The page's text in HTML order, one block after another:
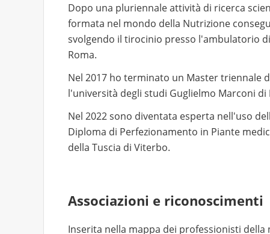
Dopo una pluriennale attività di ricerca
formata nel mondo della Nutrizione
svolgendo il tirocinio presso l'ambulatorio
Roma.
Nel 2017 ho terminato un Master triennale
l'università degli studi Guglielmo Marconi di
Nel 2022 sono diventata esperta nell'uso
Diploma di Perfezionamento in Piante
della Tuscia di Viterbo.
Associazioni e riconoscimenti
Inserita nella mappa dei professionisti